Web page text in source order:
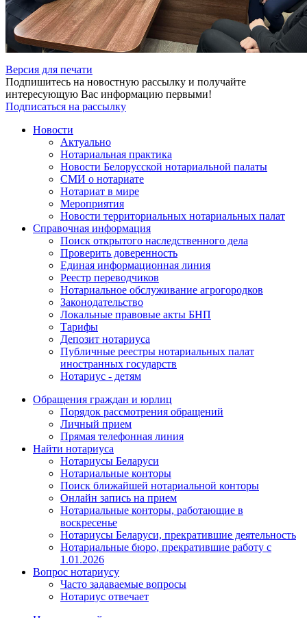
Версия для печати
Подпишитесь на новостную рассылку и получайте
интересующую Вас информацию первыми!
Подписаться на рассылку
Новости
Актуально
Нотариальная практика
Новости Белорусской нотариальной палаты
СМИ о нотариате
Нотариат в мире
Мероприятия
Новости территориальных нотариальных палат
Справочная информация
Поиск открытого наследственного дела
Проверить доверенность
Единая информационная линия
Реестр переводчиков
Нотариальное обслуживание агрогородков
Законодательство
Локальные правовые акты БНП
Тарифы
Депозит нотариуса
Публичные реестры нотариальных палат
иностранных государств
Нотариус - детям
Обращения граждан и юрлиц
Порядок рассмотрения обращений
Личный прием
Прямая телефонная линия
Найти нотариуса
Нотариусы Беларуси
Нотариальные конторы
Поиск ближайшей нотариальной конторы
Онлайн запись на прием
Нотариальные конторы, работающие в
воскресенье
Нотариусы Беларуси, прекратившие деятельность
Нотариальные бюро, прекратившие работу с
1.01.2026
Вопрос нотариусу
Часто задаваемые вопросы
Нотариус отвечает